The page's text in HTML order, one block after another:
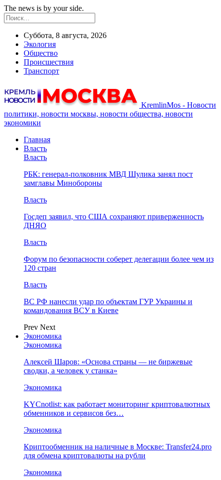
The news is by your side.
Суббота, 8 августа, 2026
Экология
Общество
Происшествия
Транспорт
KremlinMos - Новости
политики, новости москвы, новости общества, новости
экономики
Главная
Власть
Власть
РБК: генерал-полковник МВД Шулика занял пост
замглавы Минобороны
Власть
Госдеп заявил, что США сохраняют приверженность
ДНЯО
Власть
Форум по безопасности соберет делегации более чем из
120 стран
Власть
ВС РФ нанесли удар по объектам ГУР Украины и
командования ВСУ в Киеве
Prev Next
Экономика
Экономика
Алексей Шаров: «Основа страны — не биржевые
сводки, а человек у станка»
Экономика
KYCnotlist: как работает мониторинг криптовалютных
обменников и сервисов без…
Экономика
Криптообменник на наличные в Москве: Transfer24.pro
для обмена криптовалюты на рубли
Экономика